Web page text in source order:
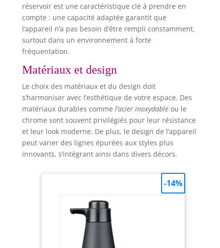
réservoir est une caractéristique clé à prendre en
compte : une capacité adaptée garantit que
l’appareil n’a pas besoin d’être rempli constamment,
surtout dans un environnement à forte
fréquentation.
Matériaux et design
Le choix des matériaux et du design doit
s’harmoniser avec l’esthétique de votre espace. Des
matériaux durables comme l’acier inoxydableou le
chrome sont souvent privilégiés pour leur résistance
et leur look moderne. De plus, le design de l’appareil
peut varier des lignes épurées aux styles plus
innovants, s’intégrant ainsi dans divers décors.
-14%